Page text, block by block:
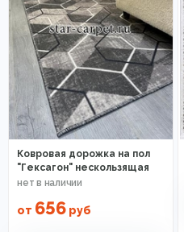
Ковровая дорожка на пол
"Гексагон" нескользящая
от 656 руб